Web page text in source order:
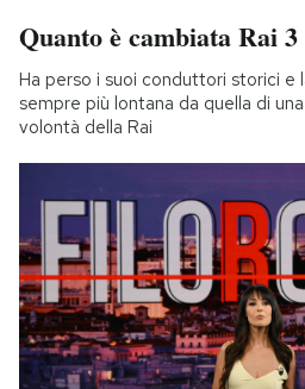
Quanto è cambiata Rai 3
Ha perso i suoi conduttori storici e
sempre più lontana da quella di
volontà della Rai